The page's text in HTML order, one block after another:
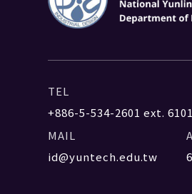
TEL
+886-5-534-2601 ext.
MAIL
id@yuntech.edu.tw